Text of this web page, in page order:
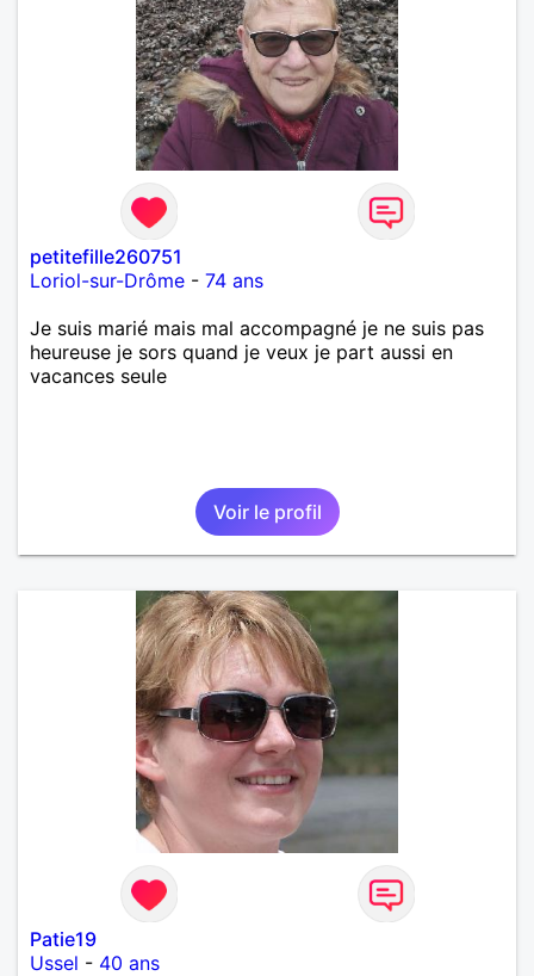
petitefille260751
Loriol-sur-Drôme - 74 ans
Je suis marié mais mal accompagné je ne suis pas
heureuse je sors quand je veux je part aussi en
vacances seule
Voir le profil
Patie19
Ussel - 40 ans